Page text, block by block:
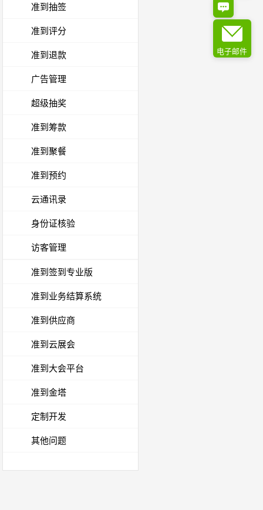
电子邮件
准到抽签
准到评分
准到退款
广告管理
超级抽奖
准到筹款
准到聚餐
准到预约
云通讯录
身份证核验
访客管理
准到签到专业版
准到业务结算系统
准到供应商
准到云展会
准到大会平台
准到金塔
定制开发
其他问题